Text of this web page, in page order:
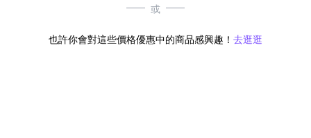
或
也許你會對這些價格優惠中的商品感興趣！ 去逛逛